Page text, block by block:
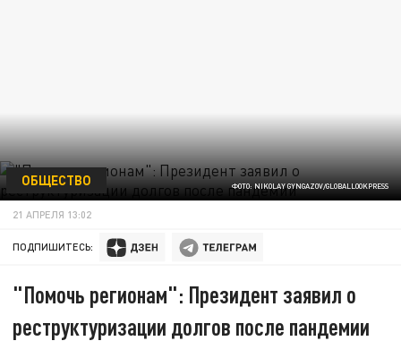
ФОТО: NIKOLAY GYNGAZOV/GLOBALLOOKPRESS
ОБЩЕСТВО
21 АПРЕЛЯ 13:02
ПОДПИШИТЕСЬ:
"Помочь регионам": Президент заявил о
реструктуризации долгов после пандемии